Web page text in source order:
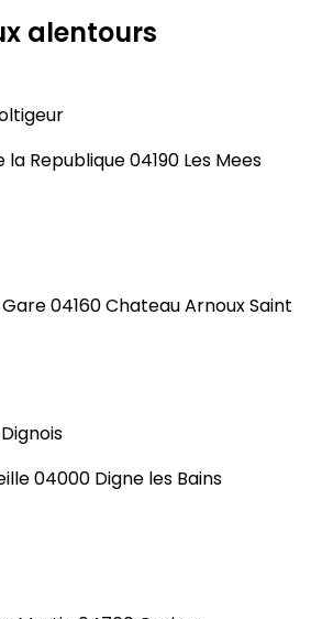
alentours
la Republique 04190 Les Mees
04160 Chateau Arnoux Saint
04000 Digne les Bains